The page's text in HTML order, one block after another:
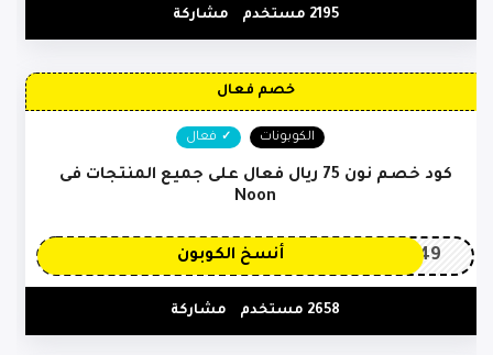
2195 مستخدم مشاركة
خصم فعال
الكوبونات فعال
كود خصم نون 75 ريال فعال على جميع المنتجات فى
Noon
OP149 أنسخ الكوبون
2658 مستخدم مشاركة